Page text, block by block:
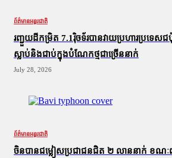
ព័ត៌មានអន្តរជាតិ
រញ្ជួយដីកម្រិត​ 7.1រ៉ិចទ័របានវាយប្រហារប្រទេស
ស្លាប់​និង​ជាប់ក្នុងបំណែកថ្មជាច្រើននាក់
July 28, 2026
ព័ត៌មានអន្តរជាតិ
ចិនបានជម្លៀសប្រជាជនជិត ២ លាននាក់ ខណៈព្